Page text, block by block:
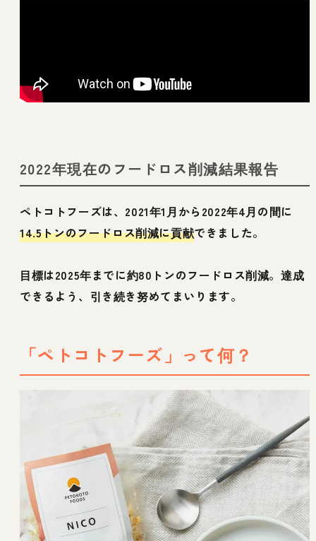
2022年現在のフードロス削減結果報告
ペトコトフーズは、2021年1月から2022年4月の間に
14.5トンのフードロス削減に貢献できました。
目標は2025年までに約80トンのフードロス削減。達成
できるよう、引き続き努めてまいります。
「ペトコトフーズ」って何？